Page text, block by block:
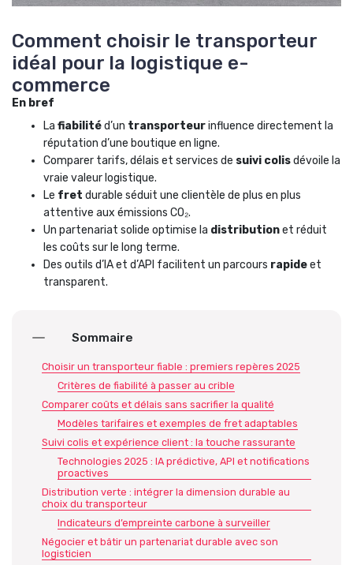
Comment choisir le transporteur
idéal pour la logistique e-
commerce
En bref
La fiabilitéd’un transporteurinfluence directement la
réputation d’une boutique en ligne.
Comparer tarifs, délais et services de suivi colisdévoile la
vraie valeur logistique.
Le fret durable séduit une clientèle de plus en plus
attentive aux émissions CO₂.
Un partenariat solide optimise la distributionet réduit
les coûts sur le long terme.
Des outils d’IA et d’API facilitent un parcours rapideet
transparent.
Sommaire
Choisir un transporteur fiable : premiers repères 2025
Critères de fiabilité à passer au crible
Comparer coûts et délais sans sacrifier la qualité
Modèles tarifaires et exemples de fret adaptables
Suivi colis et expérience client : la touche rassurante
Technologies 2025 : IA prédictive, API et notifications
proactives
Distribution verte : intégrer la dimension durable au
choix du transporteur
Indicateurs d’empreinte carbone à surveiller
Négocier et bâtir un partenariat durable avec son
logisticien